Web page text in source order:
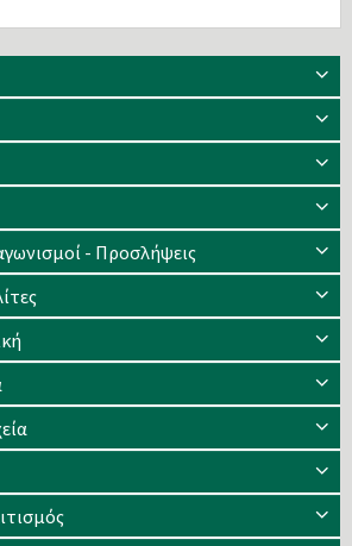
- Προσλήψεις